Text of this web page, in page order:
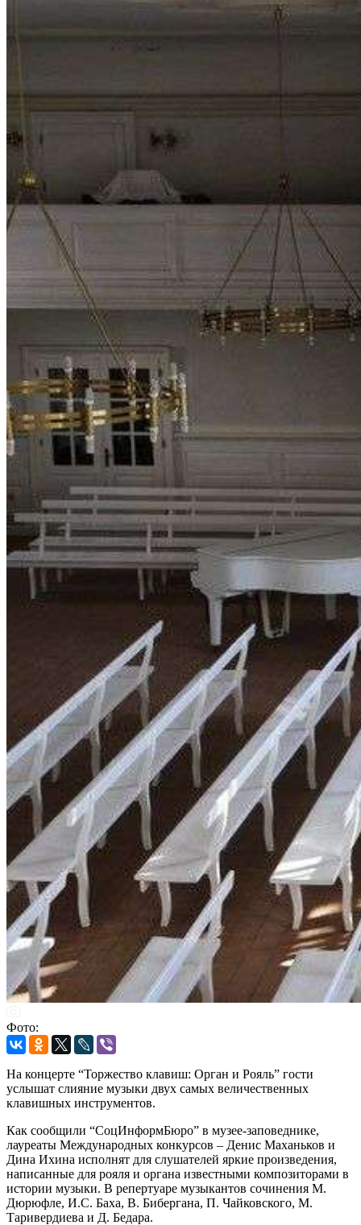
Фото:
На концерте “Торжество клавиш: Орган и Рояль” гости
услышат слияние музыки двух самых величественных
клавишных инструментов.
Как сообщили “СоцИнформБюро” в музее-заповеднике,
лауреаты Международных конкурсов – Денис Маханьков и
Дина Ихина исполнят для слушателей яркие произведения,
написанные для рояля и органа известными композиторами в
истории музыки. В репертуаре музыкантов сочинения М.
Дюрюфле, И.С. Баха, В. Бибергана, П. Чайковского, М.
Таривердиева и Д. Бедара.